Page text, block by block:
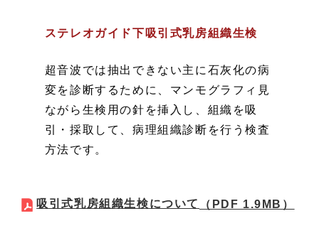
ステレオガイド下吸引式乳房組織生検
超音波では抽出できない主に石灰化の病
変を診断するために、マンモグラフィ見
ながら生検用の針を挿入し、組織を吸
引・採取して、病理組織診断を行う検査
方法です。
吸引式乳房組織生検について （PDF 1.9MB）